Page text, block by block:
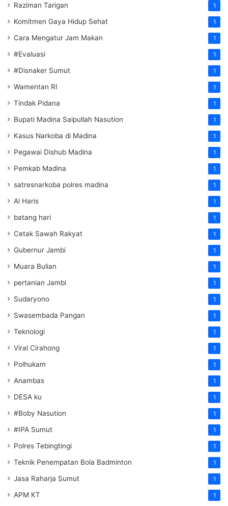
Raziman Tarigan 1
Komitmen Gaya Hidup Sehat 1
Cara Mengatur Jam Makan 1
#Evaluasi 1
#Disnaker Sumut 1
Wamentan RI 1
Tindak Pidana 1
Bupati Madina Saipullah Nasution 1
Kasus Narkoba di Madina 1
Pegawai Dishub Madina 1
Pemkab Madina 1
satresnarkoba polres madina 1
Al Haris 1
batang hari 1
Cetak Sawah Rakyat 1
Gubernur Jambi 1
Muara Bulian 1
pertanian Jambi 1
Sudaryono 1
Swasembada Pangan 1
Teknologi 1
Viral Cirahong 1
Polhukam 1
Anambas 1
DESA ku 1
#Boby Nasution 1
#IPA Sumut 1
Polres Tebingtingi 1
Teknik Penempatan Bola Badminton 1
Jasa Raharja Sumut 1
APM KT 1